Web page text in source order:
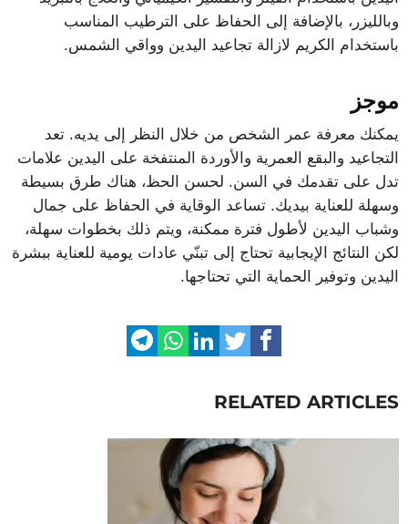
وبالليزر، بالإضافة إلى الحفاظ على الترطيب المناسب
باستخدام الكريم لازالة تجاعيد اليدين وواقي الشمس.
موجز
يمكنك معرفة عمر الشخص من خلال النظر إلى يديه. تعد
التجاعيد والبقع العمرية والأوردة المنتفخة على اليدين علامات
تدل على تقدمك في السن. لحسن الحظ، هناك طرق بسيطة
وسهلة للعناية بيديك. تساعد الوقاية في الحفاظ على جمال
وشباب اليدين لأطول فترة ممكنة، ويتم ذلك بخطوات سهلة،
لكن النتائج الإيجابية تحتاج إلى تبنّي عادات يومية للعناية ببشرة
اليدين وتوفير الحماية التي تحتاجها.
RELATED ARTICLES